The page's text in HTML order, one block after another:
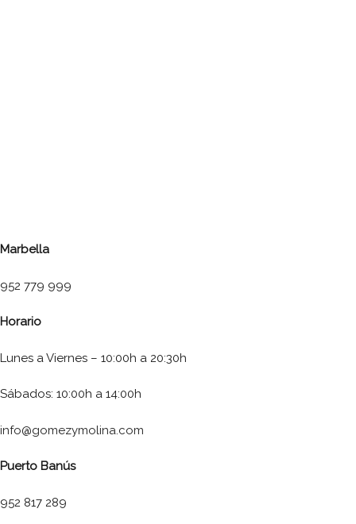
Marbella
952 779 999
Horario
Lunes a Viernes – 10:00h a 20:30h
Sábados: 10:00h a 14:00h
info@gomezymolina.com
Puerto Banús
952 817 289